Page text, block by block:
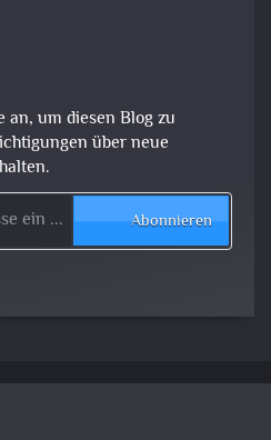
um diesen Blog zu
über neue
Abonnieren